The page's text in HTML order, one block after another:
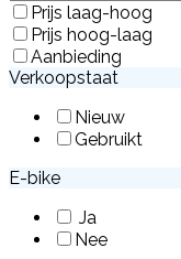
Prijs laag-hoog
Prijs hoog-laag
Aanbieding
Verkoopstaat
Nieuw
Gebruikt
E-bike
Ja
Nee